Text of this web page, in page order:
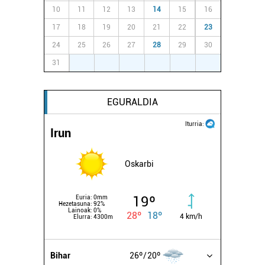
10 11 12 13 14 15 16
17 18 19 20 21 22 23
24 25 26 27 28 29 30
31
EGURALDIA
Iturria:
Irun
Oskarbi
Euria: 0mm
Hezetasuna: 92%
Lainoak: 0%
Elurra: 4300m
19º
28º 18º 4 km/h
Bihar 26º 20º